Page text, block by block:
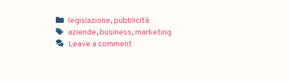
legislazione,pubblicità
aziende,business,marketing
Leave a comment